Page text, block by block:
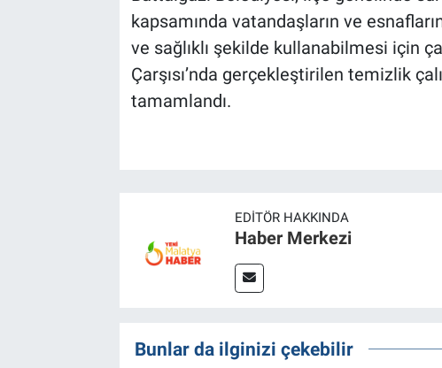
kapsamında vatandaşların ve
ve sağlıklı şekilde kullanabilmesi için
Çarşısı’nda gerçekleştirilen temizlik
tamamlandı.
EDITÖR HAKKINDA
Haber Merkezi
Bunlar da ilginizi çekebilir